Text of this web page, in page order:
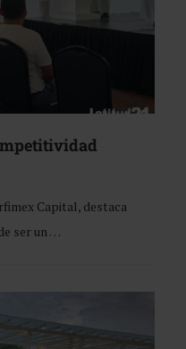
Capital, destaca
ser un …